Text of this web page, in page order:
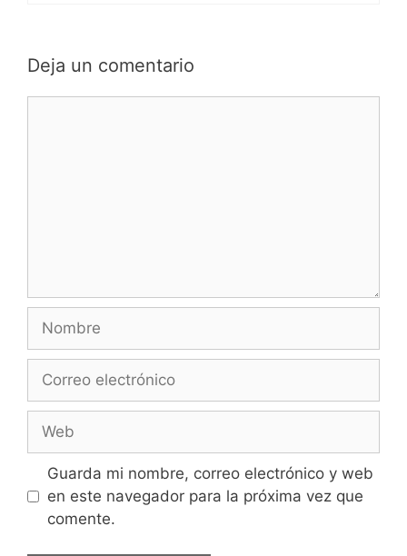
Deja un comentario
Nombre
Correo
Web
Guarda mi nombre, correo electrónico y web
en este navegador para la próxima vez que
comente.